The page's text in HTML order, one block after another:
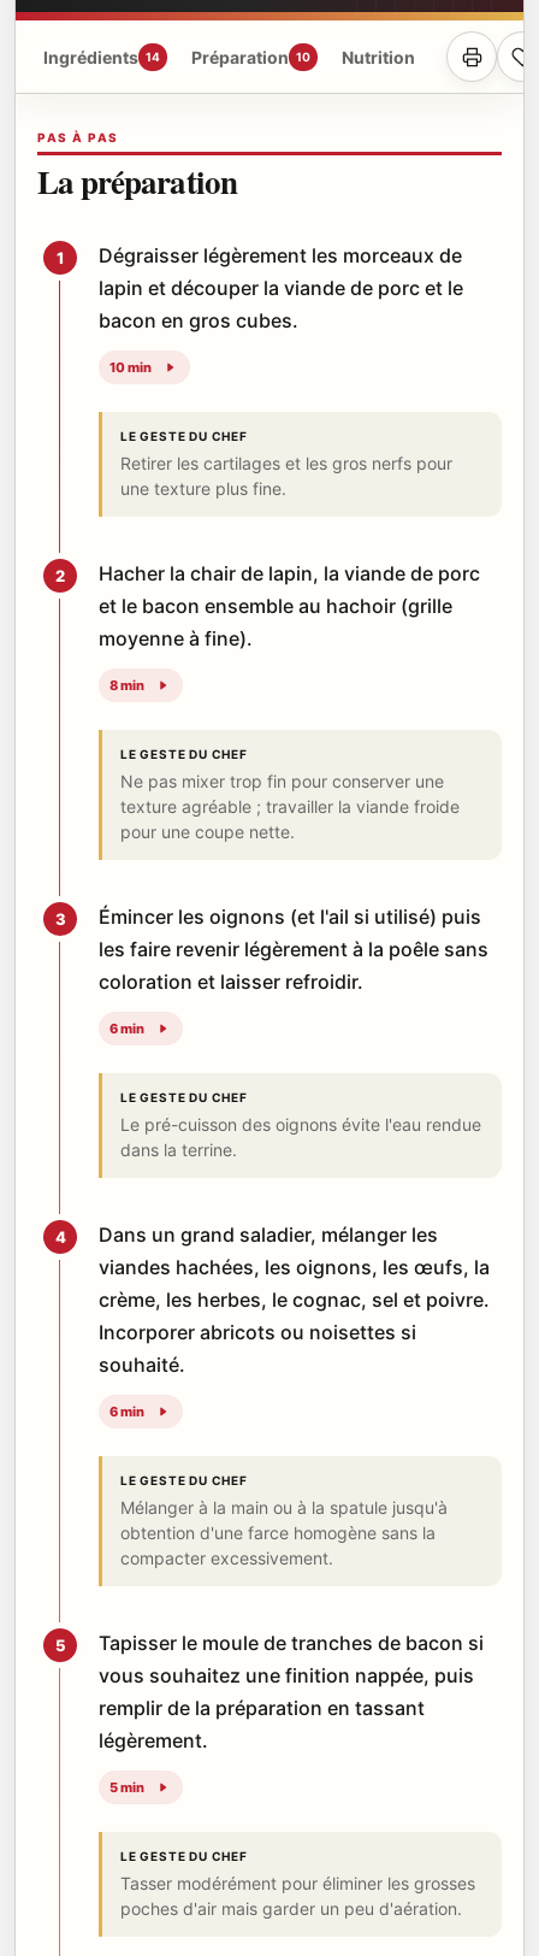
Ingrédients 14 Préparation 10 Nutrition
PAS À PAS
La préparation
1
Dégraisser légèrement les morceaux de
lapin et découper la viande de porc et le
bacon en gros cubes.
10 min
LE GESTE DU CHEF
Retirer les cartilages et les gros nerfs pour
une texture plus fine.
2
Hacher la chair de lapin, la viande de porc
et le bacon ensemble au hachoir (grille
moyenne à fine).
8 min
LE GESTE DU CHEF
Ne pas mixer trop fin pour conserver une
texture agréable ; travailler la viande froide
pour une coupe nette.
3
Émincer les oignons (et l'ail si utilisé) puis
les faire revenir légèrement à la poêle sans
coloration et laisser refroidir.
6 min
LE GESTE DU CHEF
Le pré-cuisson des oignons évite l'eau rendue
dans la terrine.
4
Dans un grand saladier, mélanger les
viandes hachées, les oignons, les œufs, la
crème, les herbes, le cognac, sel et poivre.
Incorporer abricots ou noisettes si
souhaité.
6 min
LE GESTE DU CHEF
Mélanger à la main ou à la spatule jusqu'à
obtention d'une farce homogène sans la
compacter excessivement.
5
Tapisser le moule de tranches de bacon si
vous souhaitez une finition nappée, puis
remplir de la préparation en tassant
légèrement.
5 min
LE GESTE DU CHEF
Tasser modérément pour éliminer les grosses
poches d'air mais garder un peu d'aération.